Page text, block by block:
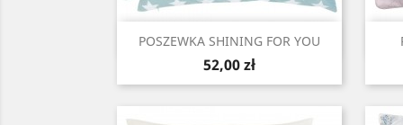
POSZEWKA SHINING FOR YOU
Cena
52,00 zł
Szybki podgląd